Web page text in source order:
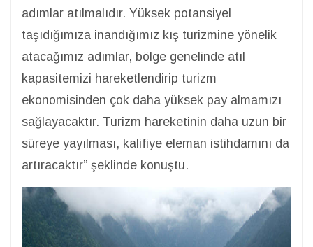
adımlar atılmalıdır. Yüksek potansiyel
taşıdığımıza inandığımız kış turizmine yönelik
atacağımız adımlar, bölge genelinde atıl
kapasitemizi hareketlendirip turizm
ekonomisinden çok daha yüksek pay almamızı
sağlayacaktır. Turizm hareketinin daha uzun bir
süreye yayılması, kalifiye eleman istihdamını da
artıracaktır” şeklinde konuştu.